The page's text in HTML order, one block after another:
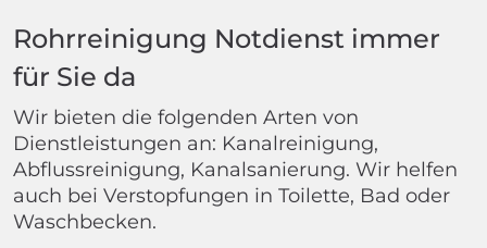
Rohrreinigung Notdienst immer
für Sie da
Wir bieten die folgenden Arten von
Dienstleistungen an: Kanalreinigung,
Abflussreinigung, Kanalsanierung. Wir helfen
auch bei Verstopfungen in Toilette, Bad oder
Waschbecken.